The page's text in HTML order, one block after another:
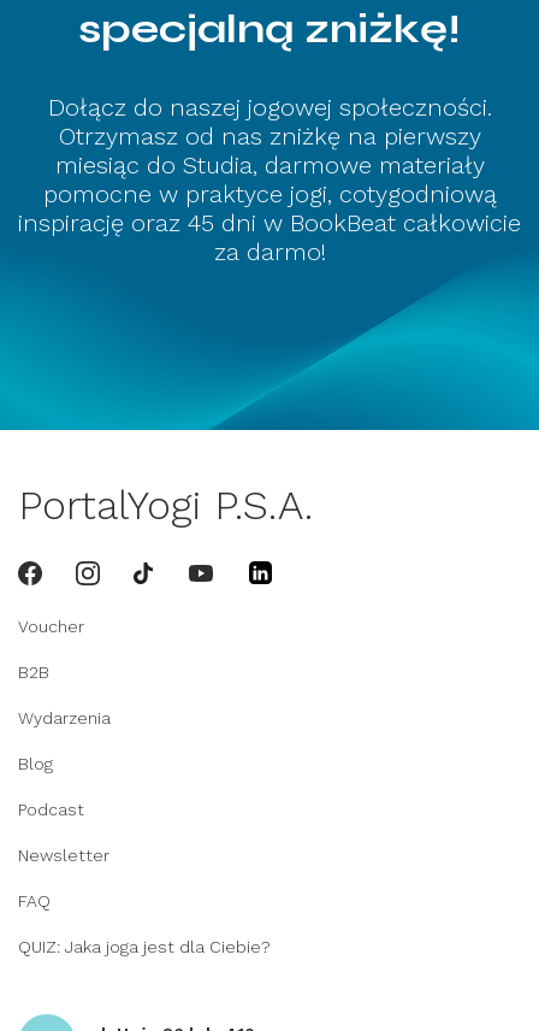
specjalną zniżkę!
Dołącz do naszej jogowej społeczności.
Otrzymasz od nas zniżkę na pierwszy
miesiąc do Studia, darmowe materiały
pomocne w praktyce jogi, cotygodniową
inspirację oraz 45 dni w BookBeat całkowicie
za darmo!
PortalYogi P.S.A.
Voucher
B2B
Wydarzenia
Blog
Podcast
Newsletter
FAQ
QUIZ: Jaka joga jest dla Ciebie?